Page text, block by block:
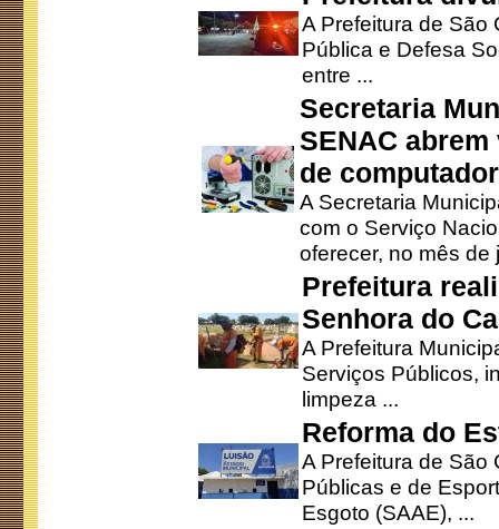
A Prefeitura de São
Pública e Defesa
entre ...
Secretaria
SENAC
de
A Secretaria
com o Serviço
oferecer, no mês de
Prefeitura
Senhora do
A Prefeitura
Serviços Públicos,
limpeza ...
Reforma do
A Prefeitura de São
Públicas e de
Esgoto (SAAE), ...